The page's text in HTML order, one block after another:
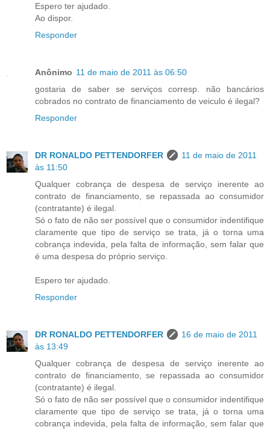
Espero ter ajudado.
Ao dispor.
Responder
Anônimo 11 de maio de 2011 às 06:50
gostaria de saber se serviços corresp. não bancários
cobrados no contrato de financiamento de veiculo é ilegal?
Responder
DR RONALDO PETTENDORFER
11 de maio de 2011
às 11:50
Qualquer cobrança de despesa de serviço inerente ao
contrato de financiamento, se repassada ao consumidor
(contratante) é ilegal.
Só o fato de não ser possível que o consumidor indentifique
claramente que tipo de serviço se trata, já o torna uma
cobrança indevida, pela falta de informação, sem falar que
é uma despesa do próprio serviço.
Espero ter ajudado.
Responder
DR RONALDO PETTENDORFER
16 de maio de 2011
às 13:49
Qualquer cobrança de despesa de serviço inerente ao
contrato de financiamento, se repassada ao consumidor
(contratante) é ilegal.
Só o fato de não ser possível que o consumidor indentifique
claramente que tipo de serviço se trata, já o torna uma
cobrança indevida, pela falta de informação, sem falar que